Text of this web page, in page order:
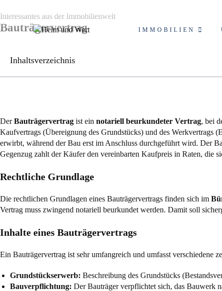
IMMOBILIEN
Interessantes aus der Immobilienwelt
Bauträgervertrag
Inhaltsverzeichnis
DerBauträgervertrag ist ein notariell beurkundeter Vertrag, bei
Kaufvertrags (Übereignung des Grundstücks) und des Werkvertrags
erwirbt, während der Bau erst im Anschluss durchgeführt wird. Der
Gegenzug zahlt der Käufer den vereinbarten Kaufpreis in Raten, die
Rechtliche Grundlage
Die rechtlichen Grundlagen eines Bauträgervertrags finden sich im
Vertrag muss zwingend notariell beurkundet werden. Damit soll
Inhalte eines Bauträgervertrags
Ein Bauträgervertrag ist sehr umfangreich und umfasst verschiedene
Grundstückserwerb: Beschreibung des Grundstücks
Bauverpflichtung: Der Bauträger verpflichtet sich, das Bauwerk